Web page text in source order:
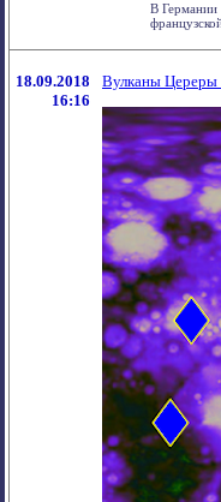
В Германии
18.09.2018
16:16
Вулканы Цереры